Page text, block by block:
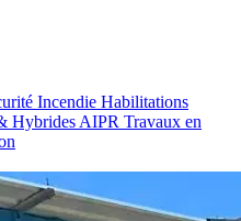
Incendie Habilitations
Hybrides AIPR Travaux en